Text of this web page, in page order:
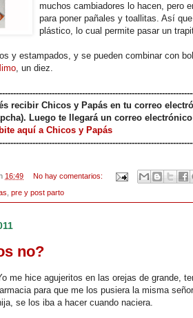
muchos cambiadores lo hacen, pero
para poner pañales y toallitas. Así
plástico, lo cual permite pasar un
y estampados, y se pueden combinar con
, un diez.
recibir Chicos y Papás en tu correo
Luego te llegará un correo
aquí a Chicos y Papás
16:49 No hay comentarios:
, pre y post parto
no?
me hice agujeritos en las orejas de grande,
para que me los pusiera la misma
se los iba a hacer cuando naciera.